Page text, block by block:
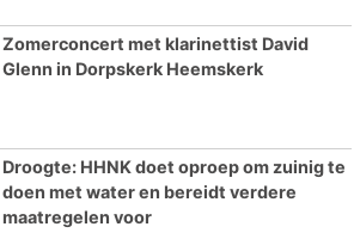
Zomerconcert met klarinettist David
Glenn in Dorpskerk Heemskerk
Droogte: HHNK doet oproep om zuinig te
doen met water en bereidt verdere
maatregelen voor